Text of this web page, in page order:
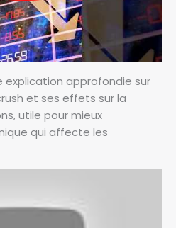
approfondie sur
et ses effets sur la
utile pour mieux
qui affecte les